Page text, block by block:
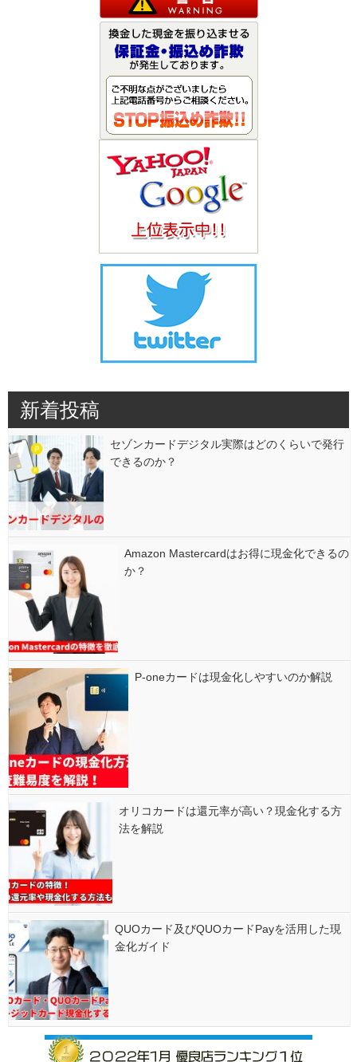
新着投稿
セゾンカードデジタル実際はどのくらいで発行
できるのか？
Amazon Mastercardはお得に現金化できるの
か？
P-oneカードは現金化しやすいのか解説
オリコカードは還元率が高い？現金化する方
法を解説
QUOカード及びQUOカードPayを活用した現
金化ガイド